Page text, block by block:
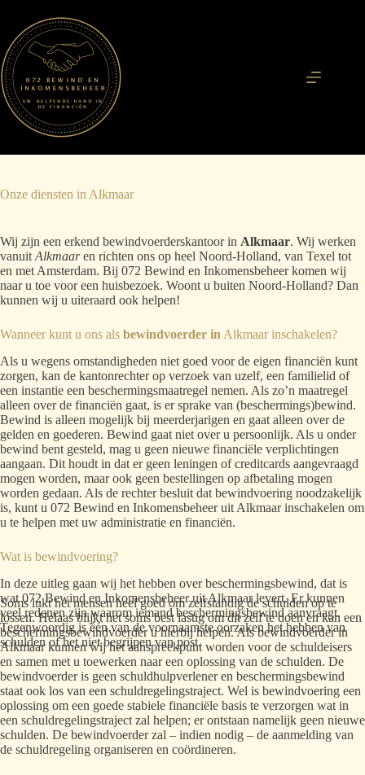
inhoud
Onze diensten in Alkmaar
Wij zijn een erkend bewindvoerderskantoor in Alkmaar. Wij werken
vanuit Alkmaaren richten ons op heel Noord-Holland, van Texel tot
en met Amsterdam. Bij 072 Bewind en Inkomensbeheer komen wij
naar u toe voor een huisbezoek. Woont u buiten Noord-Holland? Dan
kunnen wij u uiteraard ook helpen!
Wanneer kunt u ons als bewindvoerder in Alkmaar inschakelen?
Als u wegens omstandigheden niet goed voor de eigen financiën kunt
zorgen, kan de kantonrechter op verzoek van uzelf, een familielid of
een instantie een beschermingsmaatregel nemen. Als zo’n maatregel
alleen over de financiën gaat, is er sprake van (beschermings)bewind.
Bewind is alleen mogelijk bij meerderjarigen en gaat alleen over de
gelden en goederen. Bewind gaat niet over u persoonlijk. Als u onder
bewind bent gesteld, mag u geen nieuwe financiële verplichtingen
aangaan. Dit houdt in dat er geen leningen of creditcards aangevraagd
mogen worden, maar ook geen bestellingen op afbetaling mogen
worden gedaan. Als de rechter besluit dat bewindvoering noodzakelijk
is, kunt u 072 Bewind en Inkomensbeheer uit Alkmaar inschakelen om
u te helpen met uw administratie en financiën.
Wat is bewindvoering?
In deze uitleg gaan wij het hebben over beschermingsbewind, dat is
wat 072 Bewind en Inkomensbeheer uit Alkmaar levert. Er kunnen
veel redenen zijn waarom iemand beschermingsbewind aanvraagt.
Tegenwoordig is één van de voornaamste oorzaken het hebben van
schulden of het niet begrijpen van post.
Soms lukt het mensen heel goed om zelfstandig de schulden op te
lossen. Helaas blijkt het soms best lastig om dit zelf te doen en kan een
beschermingsbewindvoerder u hierbij helpen. Als bewindvoerder in
Alkmaar kunnen wij het aanspreekpunt worden voor de schuldeisers
en samen met u toewerken naar een oplossing van de schulden. De
bewindvoerder is geen schuldhulpverlener en beschermingsbewind
staat ook los van een schuldregelingstraject. Wel is bewindvoering een
oplossing om een goede stabiele financiële basis te verzorgen wat in
een schuldregelingstraject zal helpen; er ontstaan namelijk geen nieuwe
schulden. De bewindvoerder zal – indien nodig – de aanmelding van
de schuldregeling organiseren en coördineren.